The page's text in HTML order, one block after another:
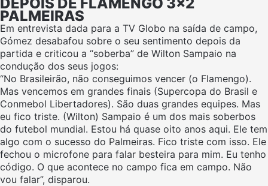
PALMEIRAS
Em entrevista dada para a TV Globo na saída de campo,
Gómez desabafou sobre o seu sentimento depois da
partida e criticou a “soberba” de Wilton Sampaio na
condução dos seus jogos:
“No Brasileirão, não conseguimos vencer (o Flamengo).
Mas vencemos em grandes finais (Supercopa do Brasil e
Conmebol Libertadores). São duas grandes equipes. Mas
eu fico triste. (Wilton) Sampaio é um dos mais soberbos
do futebol mundial. Estou há quase oito anos aqui. Ele tem
algo com o sucesso do Palmeiras. Fico triste com isso. Ele
fechou o microfone para falar besteira para mim. Eu tenho
código. O que acontece no campo fica em campo. Não
vou falar”, disparou.